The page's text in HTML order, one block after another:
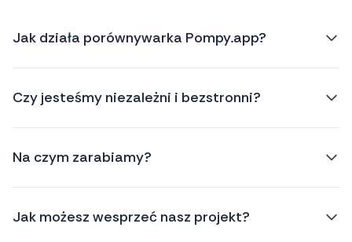
Jak działa porównywarka Pompy.app?
Czy jesteśmy niezależni i bezstronni?
Na czym zarabiamy?
Jak możesz wesprzeć nasz projekt?